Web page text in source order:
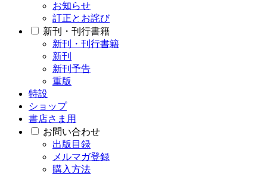
お知らせ
訂正とお詫び
新刊・刊行書籍
新刊・刊行書籍
新刊
新刊予告
重版
特設
ショップ
書店さま用
お問い合わせ
出版目録
メルマガ登録
購入方法